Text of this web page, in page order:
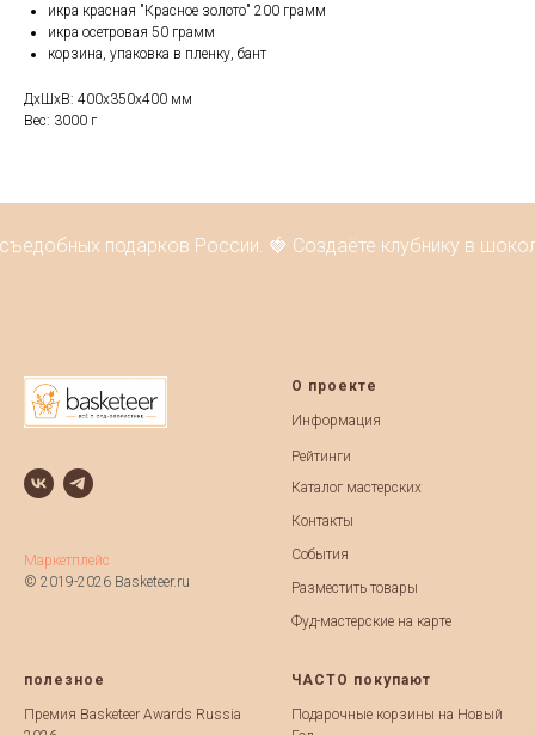
икра красная "Красное золото" 200 грамм
икра осетровая 50 грамм
корзина, упаковка в пленку, бант
ДxШxВ: 400x350x400 мм
Вес: 3000 г
подарков России. 🍓 Создаёте клубнику в
Маркетплейс
© 2019-2026 Basketeer.ru
О проекте
Информация
Рейтинги
Каталог мастерских
Контакты
События
Разместить товары
Фуд-мастерские на карте
полезное
Премия Basketeer Awards Russia
ЧАСТО покупают
Подарочные корзины на Новый